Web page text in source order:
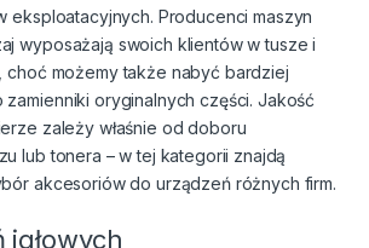
eksploatacyjnych. Producenci maszyn
wyposażają swoich klientów w tusze i
możemy także nabyć bardziej
oryginalnych części. Jakość
zależy właśnie od doboru
lub tonera – w tej kategorii znajdą
akcesoriów do urządzeń różnych firm.
igłowych